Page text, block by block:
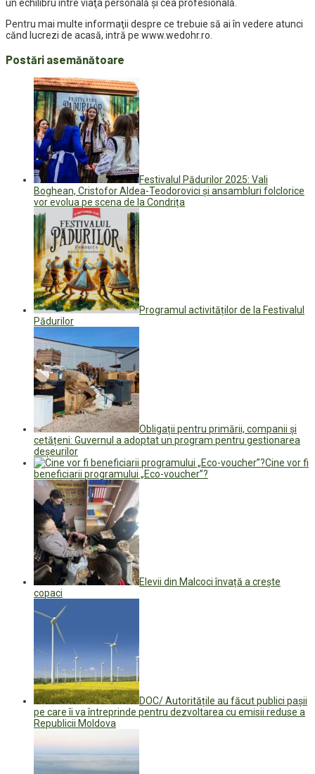
un echilibru între viaţa personală şi cea profesională.
Pentru mai multe informaţii despre ce trebuie să ai în vedere atunci
cănd lucrezi de acasă, intră pe www.wedohr.ro.
Postări asemănătoare
Festivalul Pădurilor 2025: Vali
Boghean, Cristofor Aldea-Teodorovici și ansambluri folclorice
vor evolua pe scena de la Condrița
Programul activităților de la Festivalul
Pădurilor
Obligații pentru primării, companii și
cetățeni: Guvernul a adoptat un program pentru gestionarea
deşeurilor
Cine vor fi
beneficiarii programului „Eco-voucher”?
Elevii din Malcoci învață a crește
copaci
DOC/ Autoritățile au făcut publici pașii
pe care îi va întreprinde pentru dezvoltarea cu emisii reduse a
Republicii Moldova